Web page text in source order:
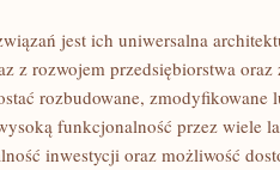
jest ich uniwersalna
z rozwojem przedsiębiorstwa
rozbudowane, zmodyfikowane
funkcjonalność przez wiele
inwestycji oraz możliwość